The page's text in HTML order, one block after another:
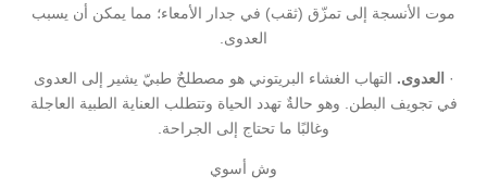
موت الأنسجة إلى تمزّق (ثقب) في جدار الأمعاء؛ مما يمكن أن يسبب
العدوى.
· العدوى. التهاب الغشاء البريتوني هو مصطلحٌ طبيّ يشير إلى العدوى
في تجويف البطن. وهو حالةٌ تهدد الحياة وتتطلب العناية الطبية العاجلة
وغالبًا ما تحتاج إلى الجراحة.
وش أسوي